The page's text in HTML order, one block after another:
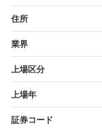
住所
業界
上場区分
上場年
証券コード